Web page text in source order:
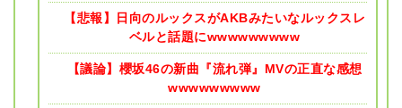
【悲報】日向のルックスがAKBみたいなルックスレ
ベルと話題にwwwwwwwww
【議論】櫻坂46の新曲『流れ弾』MVの正直な感想
wwwwwwwww